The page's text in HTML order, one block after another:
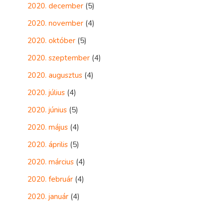
2020. december (5)
2020. november (4)
2020. október (5)
2020. szeptember (4)
2020. augusztus (4)
2020. július (4)
2020. június (5)
2020. május (4)
2020. április (5)
2020. március (4)
2020. február (4)
2020. január (4)